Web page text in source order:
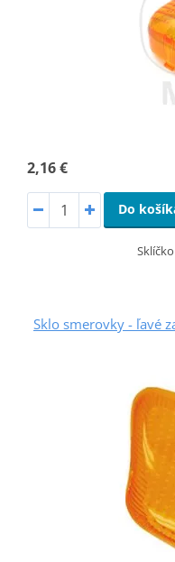
2,16 €
Do
Sklo smerovky - ľavé